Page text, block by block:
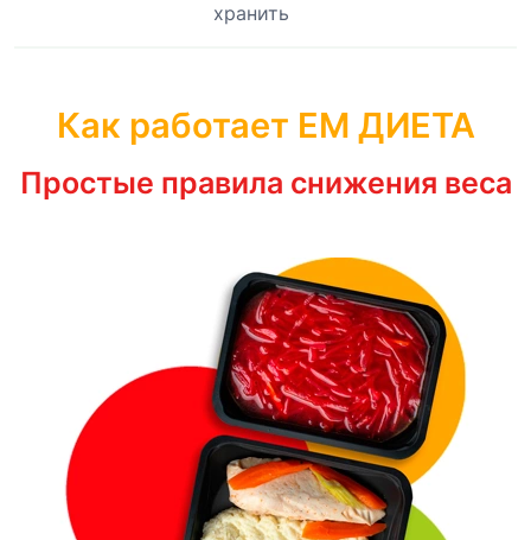
хранить
Как работает ЕМ ДИЕТА
Простые правила снижения веса